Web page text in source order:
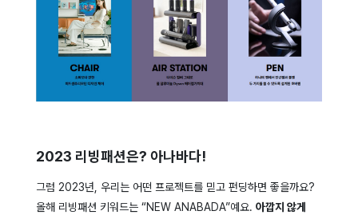
2023 리빙패션은? 아나바다!
그럼 2023년, 우리는 어떤 프로젝트를 믿고 펀딩하면 좋을까요?
올해 리빙패션 키워드는 “NEW ANABADA”예요. 아깝지 않게